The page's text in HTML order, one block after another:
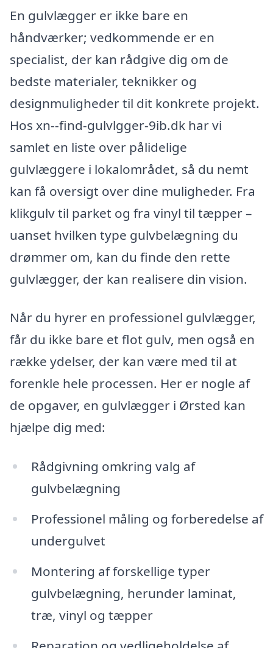
En gulvlægger er ikke bare en
håndværker; vedkommende er en
specialist, der kan rådgive dig om de
bedste materialer, teknikker og
designmuligheder til dit konkrete projekt.
Hos xn--find-gulvlgger-9ib.dk har vi
samlet en liste over pålidelige
gulvlæggere i lokalområdet, så du nemt
kan få oversigt over dine muligheder. Fra
klikgulv til parket og fra vinyl til tæpper –
uanset hvilken type gulvbelægning du
drømmer om, kan du finde den rette
gulvlægger, der kan realisere din vision.
Når du hyrer en professionel gulvlægger,
får du ikke bare et flot gulv, men også en
række ydelser, der kan være med til at
forenkle hele processen. Her er nogle af
de opgaver, en gulvlægger i Ørsted kan
hjælpe dig med:
Rådgivning omkring valg af
gulvbelægning
Professionel måling og forberedelse af
undergulvet
Montering af forskellige typer
gulvbelægning, herunder laminat,
træ, vinyl og tæpper